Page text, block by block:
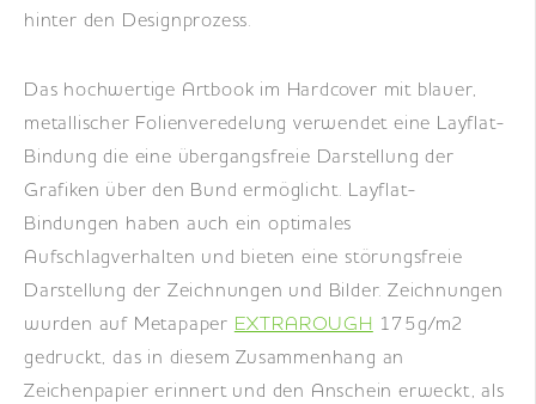
hinter den Designprozess.
Das hochwertige Artbook im Hardcover mit blauer,
metallischer Folienveredelung verwendet eine Layflat-
Bindung die eine übergangsfreie Darstellung der
Grafiken über den Bund ermöglicht. Layflat-
Bindungen haben auch ein optimales
Aufschlagverhalten und bieten eine störungsfreie
Darstellung der Zeichnungen und Bilder. Zeichnungen
wurden auf Metapaper EXTRAROUGH 175g/m2
gedruckt, das in diesem Zusammenhang an
Zeichenpapier erinnert und den Anschein erweckt, als